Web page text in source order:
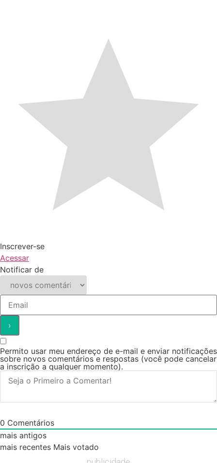
Inscrever-se
Acessar
Notificar de
Permito usar meu endereço de e-mail e enviar notificações
sobre novos comentários e respostas (você pode cancelar
a inscrição a qualquer momento).
0 Comentários
mais antigos
mais recentes Mais votado